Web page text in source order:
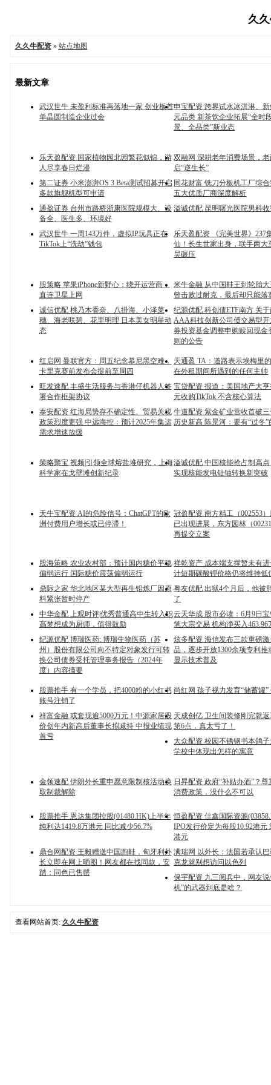
久
久久牛配资» 站点地图
最新文章
武汉世牛 未盈利标准再落地一家 创业板首
单晶圆制造企业过会
申宝配资 跨界试水冰淇淋、
元品类 新茶饮企业拓展“全时
景、全品类”新业态
乐天盈配资 国家植物园北园繁花似锦，游
人尽享春日烂漫
双融网 深耕老年消费场景，
启“逆生长”
第二证券 小米澎湃OS 3 Beta测试招募开启
多款旗舰机型可申请
同花财富 铣刀分板机工厂综
五大优质厂商深度解析
通盈证券 台州市路桥浙康医院规模大、设
备全、医生多、环境好
溢诚优配 昆明曙光医院男科
武汉世牛 一周143万件，虚拟IP玩具正在
TikTok上“洗劫”钱包
乐天盈配资 《完美世界》237
仙！长生世家出身，联手两大
昊碾压
股策略 苹果iPhone新野心：绕开运营商，
直连卫星上网
米牛金融 从中国鞋王到轮胎
曾击败过耐克，最后却只能落
诚信优配 桃乃木香奈、八掛海、小泽菜
穗、海老咲碧、花里明理 日本美女明星动
态
纪源优配 科创债ETF南方 关
AAA科技创新公司债交易型
券投资基金调整申购赎回现金
则的公告
红启网 曼联官方：周五纪念慕尼黑空难，
卡里克赛前发布会提前至周四
天通盈 TA：道路表示埃梅里
在外租期间所遇到的任何主帅
旺发速配 丰盛生活服务与香港仔机器人签
署合作框架协议
宝贷配资 报道：美国地产大
元收购TikTok 不含核心算法
泰安配资 红海局势存不确定性、贸易关税
政策烈度更强 中远海控：预计2025年集运
需求增速放缓
牛道配资 紫金矿业营收首破
历史新高 陈景河：要有“过冬
策略聚宝 视频|引领全球熔盐堆研究，上海
科学家在戈壁滩创新纪录
溢诚优配 中国核能抢占制高
实现核能发电钍铀转换新突破
天牛宝配资 AI的危险信号：ChatGPT的欧
洲付费用户增长或已停滞！
冠盈配资 南方精工（002553
已出现进展，东方园林（
再提交立案
股海策略 农业农村部：预计国内糖价平稳
偏弱运行 国际糖价震荡偏弱运行
祥乾资产 成本端支撑暂未有
计短期碳酸锂价格仍将维持低
鼎际之家 华北地区某大型再生铅炼厂因原
料紧张暂时停产
粤友优配 出狱4个月后，他被
了
中华金配 上观时评|优秀普通高中生转入职
高梦想成为厨师，值得鼓励
云天华成 股市必读：6月9日
笔大宗交易 机构净买入463.96
纪源优配 博瑞医药: 博瑞生物医药（苏
州）股份有限公司向不特定对象发行可转
换公司债券受托管理事务报告（2024年
度）内容摘要
炫多配资 海信发布三款重磅
品，逐步开放1300余项专利推
显示技术普及
股票推手 有一个学员，把4000粉的小红书
账号注销了
尚红网 孩子视力发育“储蓄罐”
祥富金融 或套现逾5000万元！中源家居股
价创年内新高后董事长拟减持 中报业绩现
首亏
天成创亿 卫生间装修刚完就
第6点，真太亏了！
大众配资 校园不锈钢书本鸽
学校中体现出怎样的寓意
金领速配 伊朗外长重申愿意限制核活动换
取制裁解除
日昇配资 政府“补贴办酒”？
消费政策，没什么不可以
股票推手 恩达集团控股(01480.HK)上半年
纯利达1419.8万港元 同比减少56.7%
恒盈配资 佳鑫国际资源
IPO发行价定为每股10.92港元
港元
鼎合网配资 王毅赠送中国跑鞋，匈牙利外
长立即在网上晒图！网友都在找同款，安
踏：同色已售罄
满瑞网 以外长：法国若承认
克龙就别想访问以色列
保宇配资 九三阅兵中，网友说
机”的武器到底是啥？
查看网站首页: 久久牛配资